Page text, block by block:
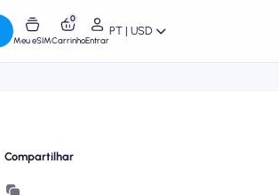
Meu eSIM
0
CarrinhoEntrar
PT | USD
Compartilhar